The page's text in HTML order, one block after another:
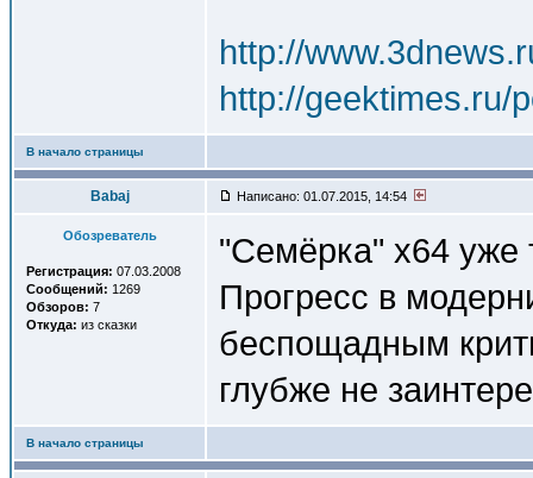
http://
http://geektimes.ru/
В начало страницы
Babaj Написано: 01.07.2015, 14:54
Обозреватель
Регистрация: 07.03.2008
Сообщений: 1269
Обзоров: 7
Откуда: из сказки
"Семёрка" x64 уже
Прогресс в
беспощадным
глубже не
В начало страницы